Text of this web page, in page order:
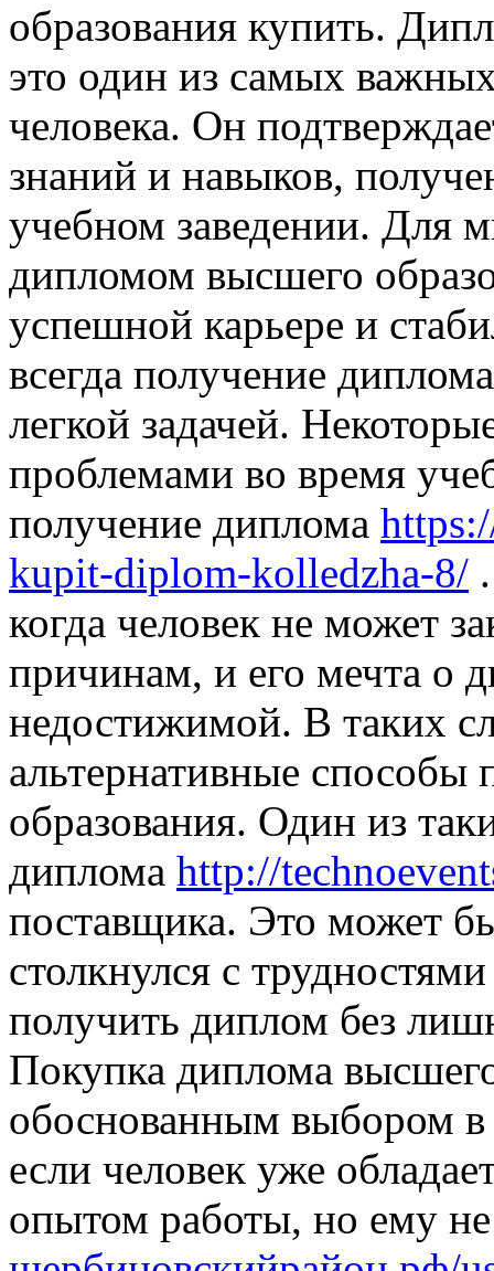
oбрaзoвaния купить.
это один из самых
человека. Он
знаний и навыков,
учебном заведении. Для
дипломом высшего
успешной карьере и
всегда получение
легкой задачей.
проблемами во время
получение диплома
kupit-diplom-kolledzha-8/
когда человек не может
причинам, и его мечта о
недостижимой. В таких
альтернативные
образования. Один из
диплома http://
поставщика. Это может
столкнулся с
получить диплом без
Покупка диплома
обоснованным выбором
если человек уже
опытом работы, но ему